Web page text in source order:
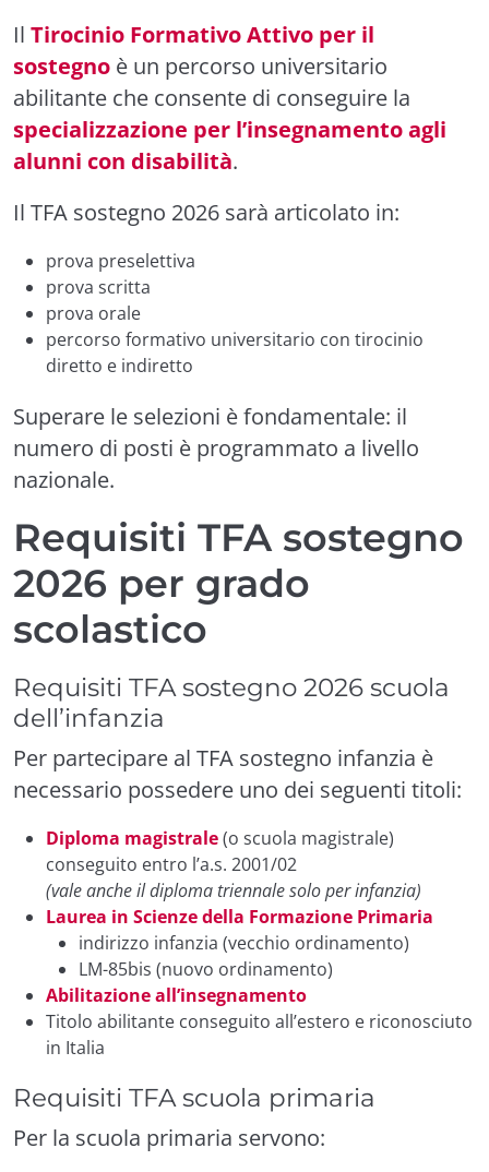
Il Tirocinio Formativo Attivo per il
sostegno è un percorso universitario
abilitante che consente di conseguire la
specializzazione per l’insegnamento agli
alunni con disabilità.
Il TFA sostegno 2026 sarà articolato in:
prova preselettiva
prova scritta
prova orale
percorso formativo universitario con tirocinio
diretto e indiretto
Superare le selezioni è fondamentale: il
numero di posti è programmato a livello
nazionale.
Requisiti TFA sostegno
2026 per grado
scolastico
Requisiti TFA sostegno 2026 scuola
dell’infanzia
Per partecipare al TFA sostegno infanzia è
necessario possedere uno dei seguenti titoli:
Diploma magistrale(o scuola magistrale)
conseguito entro l’a.s. 2001/02
(vale anche il diploma triennale solo per infanzia)
Laurea in Scienze della Formazione Primaria
indirizzo infanzia (vecchio ordinamento)
LM-85bis (nuovo ordinamento)
Abilitazione all’insegnamento
Titolo abilitante conseguito all’estero e riconosciuto
in Italia
Requisiti TFA scuola primaria
Per la scuola primaria servono: